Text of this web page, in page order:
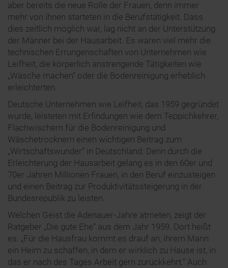
aber bereits die neue Rolle der Frauen, denn immer
mehr von ihnen starteten in die Berufstätigkeit. Dass
dies zeitlich möglich war, lag nicht an der Unterstützung
der Männer bei der Hausarbeit. Es waren viel mehr die
technischen Errungenschaften von Unternehmen wie
Leifheit, die körperlich anstrengende Tätigkeiten wie
„Wäsche machen“ oder die Bodenreinigung erheblich
erleichterten.
Deutsche Unternehmen wie Leifheit, das 1959 gegründet
wurde, leisteten mit Erfindungen wie dem Teppichkehrer,
Flachwischern für die Bodenreinigung und
Wäschetrocknern einen wichtigen Beitrag zum
„Wirtschaftswunder“ in Deutschland. Denn durch die
Erleichterung der Hausarbeit gelang es in den 60er und
70er Jahren Millionen Frauen, in den Beruf einzusteigen
und einen Beitrag zur Produktivitätssteigerung in der
Bundesrepublik zu leisten.
Welchen Geist die Adenauer-Jahre atmeten, zeigt der
Ratgeber „Die gute Ehe“ aus dem Jahr 1959. Dort heißt
es: „Für die Hausfrau kommt es drauf an, ihrem Mann
ein Heim zu schaffen, in dem er wirklich zu Hause ist, in
das er nach des Tages Arbeit gern zurückkehrt.“ Auch